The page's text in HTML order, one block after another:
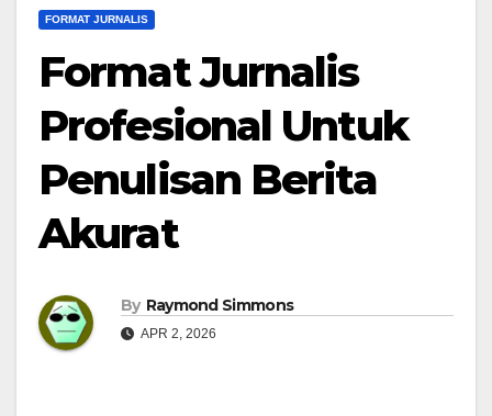
FORMAT JURNALIS
Format Jurnalis
Profesional Untuk
Penulisan Berita
Akurat
By Raymond Simmons
APR 2, 2026